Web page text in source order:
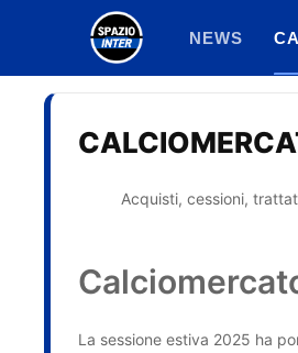
contenuto
NEWS
Acquisti, cessioni,
La sessione estiva 2025 ha